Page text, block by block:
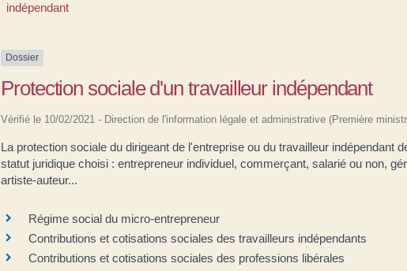
indépendant
Dossier
Protection sociale d'un travailleur indépendant
Vérifié le 10/02/2021 - Direction de l'information légale et administrative (Première
La protection sociale du dirigeant de l'entreprise ou du travailleur indépendant
statut juridique choisi : entrepreneur individuel, commerçant, salarié ou non,
artiste-auteur...
Régime social du micro-entrepreneur
Contributions et cotisations sociales des travailleurs indépendants
Contributions et cotisations sociales des professions libérales